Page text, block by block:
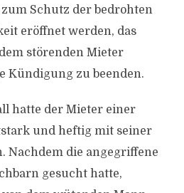
Schutz der bedrohten
eröffnet werden, das
störenden Mieter
Kündigung zu beenden.
hatte der Mieter einer
und heftig mit seiner
Nachdem die angegriffene
gesucht hatte,